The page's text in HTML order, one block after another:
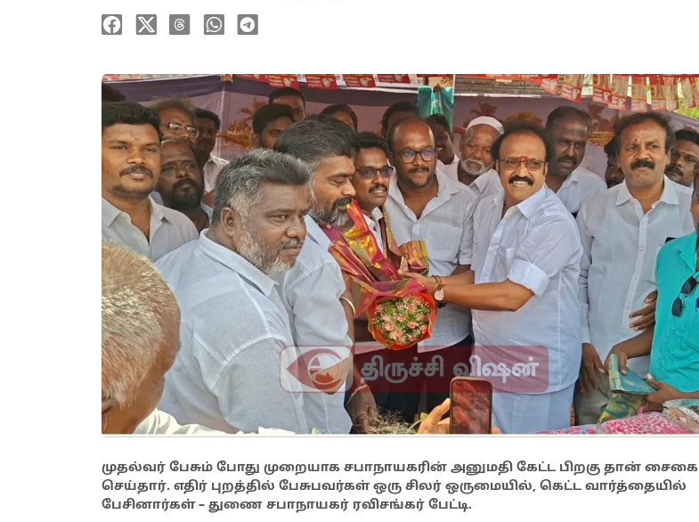
முதல்வர் பேசும் போது முறையாக சபாநாயகரின் அனுமதி கேட்ட பிறகு தான் சைகை
செய்தார். எதிர் புறத்தில் பேசுபவர்கள் ஒரு சிலர் ஒருமையில், கெட்ட வார்த்தையில்
பேசினார்கள் – துணை சபாநாயகர் ரவிசங்கர் பேட்டி.